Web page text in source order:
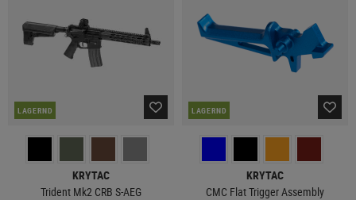
LAGERND
KRYTAC
Trident Mk2 CRB S-AEG
LAGERND
KRYTAC
CMC Flat Trigger Assembly